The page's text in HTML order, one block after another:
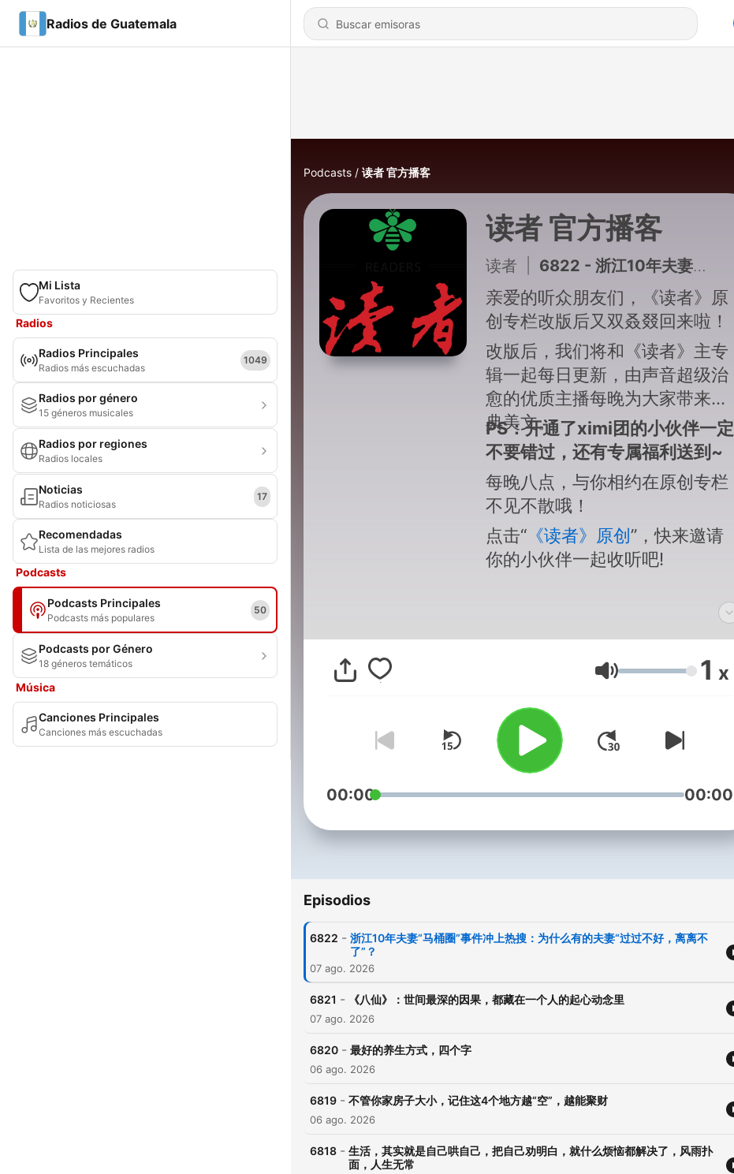
Radios de Guatemala
Mi Lista
Favoritos y Recientes
Radios
Radios Principales
Radios más escuchadas
1049
Radios por género
15 géneros musicales
Radios por regiones
Radios locales
Noticias
Radios noticiosas
17
Recomendadas
Lista de las mejores radios
Podcasts
Podcasts Principales
Podcasts más populares
50
Podcasts por Género
18 géneros temáticos
Música
Canciones Principales
Canciones más escuchadas
Podcasts 读者 官方播客
读者 官方播客
读者 6822 - 浙江10年夫妻“马桶圈”事件冲上热搜：为什么有的夫妻“过过不好，离离不了”？
亲爱的听众朋友们，《读者》原
创专栏改版后又双叒叕回来啦！
改版后，我们将和《读者》主专
辑一起每日更新，由声音超级治
愈的优质主播每晚为大家带来经
典美文。
PS：开通了ximi团的小伙伴一定
不要错过，还有专属福利送到~
每晚八点，与你相约在原创专栏
不见不散哦！
点击“《读者》原创”，快来邀请
你的小伙伴一起收听吧!
Volumen 1 x
00:00 00:00
Episodios
6822 - 浙江10年夫妻“马桶圈”事件冲上热搜：为什么有的夫妻“过过不好，离离不
了”？
07 ago. 2026
6821 - 《八仙》：世间最深的因果，都藏在一个人的起心动念里
07 ago. 2026
6820 - 最好的养生方式，四个字
06 ago. 2026
6819 - 不管你家房子大小，记住这4个地方越“空”，越能聚财
06 ago. 2026
6818 - 生活，其实就是自己哄自己，把自己劝明白，就什么烦恼都解决了，风雨扑
面，人生无常